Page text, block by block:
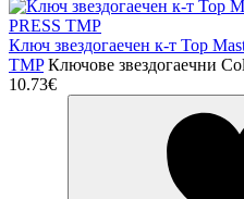
Ключ звездогаечен к-т Top
TMP Ключове звездогаечни
10.73€